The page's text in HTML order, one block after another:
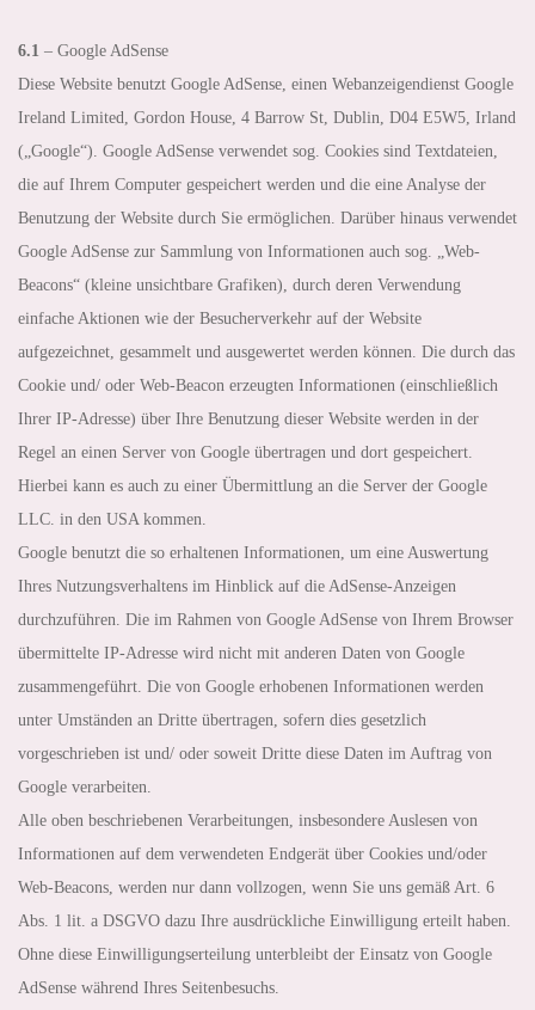
6.1 – Google AdSense
Diese Website benutzt Google AdSense, einen Webanzeigendienst Google
Ireland Limited, Gordon House, 4 Barrow St, Dublin, D04 E5W5, Irland
(„Google“). Google AdSense verwendet sog. Cookies sind Textdateien,
die auf Ihrem Computer gespeichert werden und die eine Analyse der
Benutzung der Website durch Sie ermöglichen. Darüber hinaus verwendet
Google AdSense zur Sammlung von Informationen auch sog. „Web-
Beacons“ (kleine unsichtbare Grafiken), durch deren Verwendung
einfache Aktionen wie der Besucherverkehr auf der Website
aufgezeichnet, gesammelt und ausgewertet werden können. Die durch das
Cookie und/ oder Web-Beacon erzeugten Informationen (einschließlich
Ihrer IP-Adresse) über Ihre Benutzung dieser Website werden in der
Regel an einen Server von Google übertragen und dort gespeichert.
Hierbei kann es auch zu einer Übermittlung an die Server der Google
LLC. in den USA kommen.
Google benutzt die so erhaltenen Informationen, um eine Auswertung
Ihres Nutzungsverhaltens im Hinblick auf die AdSense-Anzeigen
durchzuführen. Die im Rahmen von Google AdSense von Ihrem Browser
übermittelte IP-Adresse wird nicht mit anderen Daten von Google
zusammengeführt. Die von Google erhobenen Informationen werden
unter Umständen an Dritte übertragen, sofern dies gesetzlich
vorgeschrieben ist und/ oder soweit Dritte diese Daten im Auftrag von
Google verarbeiten.
Alle oben beschriebenen Verarbeitungen, insbesondere Auslesen von
Informationen auf dem verwendeten Endgerät über Cookies und/oder
Web-Beacons, werden nur dann vollzogen, wenn Sie uns gemäß Art. 6
Abs. 1 lit. a DSGVO dazu Ihre ausdrückliche Einwilligung erteilt haben.
Ohne diese Einwilligungserteilung unterbleibt der Einsatz von Google
AdSense während Ihres Seitenbesuchs.